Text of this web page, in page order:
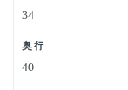
34
奥行
40